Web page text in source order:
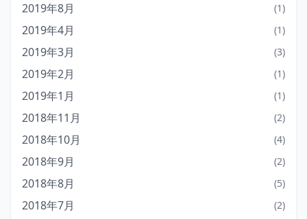
2019年8月 (1)
2019年4月 (1)
2019年3月 (3)
2019年2月 (1)
2019年1月 (1)
2018年11月 (2)
2018年10月 (4)
2018年9月 (2)
2018年8月 (5)
2018年7月 (2)